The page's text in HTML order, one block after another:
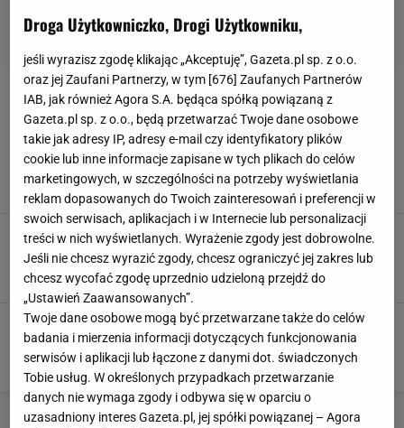
ATP WORLD TOUR FINALS
Francuzi reagują na zachowanie Hurkacza.
"Wykroczył poza ramy"
JB, 5 LISTOPADA 2021, 21:07
Hubert Hurkacz naprawdę to zrobił. Coś
fenomenalnego. "Jesteś szalony" [WIDEO]
pk,4 LISTOPADA 2021, 14:55
Novak Djoković parodiuje Cristiano Ronaldo!
"Jak sobie poradziłem?" [WIDEO]
JB, 14 LISTOPADA 2020, 08:31
Droga Użytkowniczko, Drogi Użytkowniku,
jeśli wyrazisz zgodę klikając „Akceptuję”, Gazeta.pl sp. z o.o.
oraz jej Zaufani Partnerzy, w tym [676] Zaufanych Partnerów
IAB, jak również Agora S.A. będąca spółką powiązaną z
Gazeta.pl sp. z o.o., będą przetwarzać Twoje dane osobowe
takie jak adresy IP, adresy e-mail czy identyfikatory plików
cookie lub inne informacje zapisane w tych plikach do celów
marketingowych, w szczególności na potrzeby wyświetlania
reklam dopasowanych do Twoich zainteresowań i preferencji w
swoich serwisach, aplikacjach i w Internecie lub personalizacji
treści w nich wyświetlanych. Wyrażenie zgody jest dobrowolne.
Jeśli nie chcesz wyrazić zgody, chcesz ograniczyć jej zakres lub
chcesz wycofać zgodę uprzednio udzieloną przejdź do
„Ustawień Zaawansowanych”.
Twoje dane osobowe mogą być przetwarzane także do celów
badania i mierzenia informacji dotyczących funkcjonowania
serwisów i aplikacji lub łączone z danymi dot. świadczonych
Tobie usług. W określonych przypadkach przetwarzanie
danych nie wymaga zgody i odbywa się w oparciu o
uzasadniony interes Gazeta.pl, jej spółki powiązanej – Agora